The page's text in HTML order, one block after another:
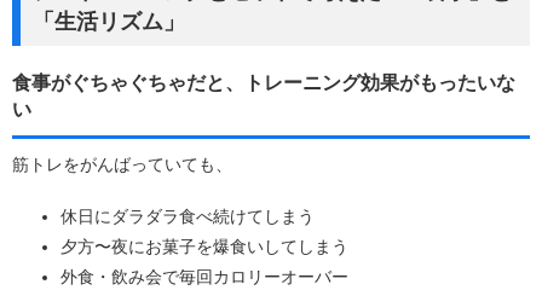
「生活リズム」
食事がぐちゃぐちゃだと、トレーニング効果がもったいな
い
筋トレをがんばっていても、
休日にダラダラ食べ続けてしまう
夕方〜夜にお菓子を爆食いしてしまう
外食・飲み会で毎回カロリーオーバー